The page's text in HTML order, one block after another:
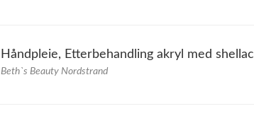
Håndpleie, Etterbehandling akryl med shellac
Beth`s Beauty Nordstrand